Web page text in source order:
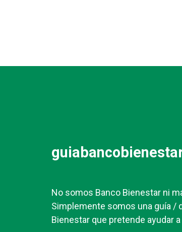
No somos Banco Bienestar ni
Simplemente somos una guía /
Bienestar que pretende ayudar